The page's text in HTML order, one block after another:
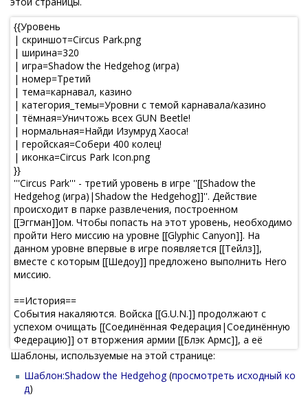
Шаблоны, используемые на этой странице:
Шаблон:Shadow the Hedgehog(просмотреть исходный ко
д)